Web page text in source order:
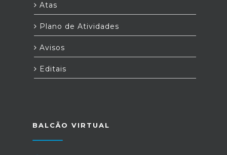
Atas
Plano de Atividades
Avisos
Editais
BALCÃO VIRTUAL